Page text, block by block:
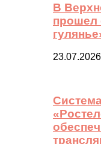
В
прошел
23.07.2026